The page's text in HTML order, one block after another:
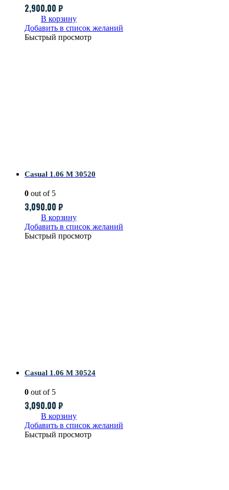
2,900.00 ₽
В корзину
Добавить в список желаний
Быстрый просмотр
Casual 1.06 M 30520
0 out of 5
3,090.00 ₽
В корзину
Добавить в список желаний
Быстрый просмотр
Casual 1.06 M 30524
0 out of 5
3,090.00 ₽
В корзину
Добавить в список желаний
Быстрый просмотр